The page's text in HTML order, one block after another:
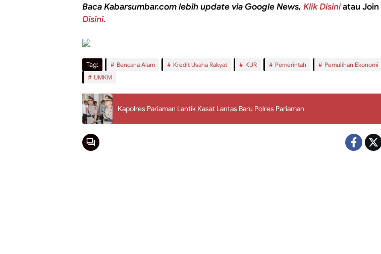
Baca Kabarsumbar.com lebih update via Google News, Klik Disiniatau Join
Disini.
Tag: Bencana Alam Kredit Usaha Rakyat KUR Pemerintah
Pemulihan Ekonomi
UMKM
Kapolres Pariaman Lantik Kasat Lantas Baru Polres Pariaman